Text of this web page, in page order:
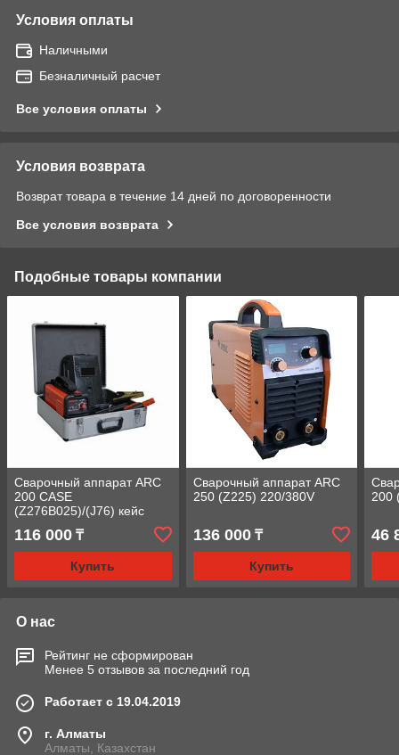
Условия оплаты
Наличными
Безналичный расчет
Все условия оплаты
Условия возврата
Возврат товара в течение 14 дней по договоренности
Все условия возврата
Подобные товары компании
Сварочный аппарат ARC
200 CASE
(Z276B025)/(J76) кейс
116 000 ₸
Купить
Сварочный аппарат ARC
250 (Z225) 220/380V
136 000₸
Купить
200
46
О нас
Рейтинг не сформирован
Менее 5 отзывов за последний год
Работает с 19.04.2019
г. Алматы
Алматы, Казахстан